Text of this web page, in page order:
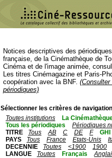
Notices descriptives des
française, de la Cinémathèque de
Cinéma et de l'image animée,
Les titres Cinémagazine et Paris-
coopération avec la BNF.
périodiques)
Sélectionner les critères de
Toutes institutions
La
Tous les périodiques
Périodiques
TITRE
Tous AB C DE F
GHI
PAYS
Tous France Etats-Unis
DECENNIE
Toutes <1900
1900
LANGUE
Toutes Français